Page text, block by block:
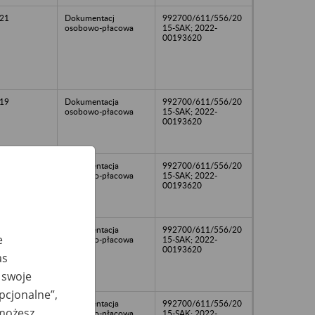
Dokumentacj
osobowo-płacowa
992700/611/556/20
15-SAK; 2022-
00193620
Dokumentacja
osobowo-płacowa
992700/611/556/20
15-SAK; 2022-
00193620
Dokumentacja
osobowo-płacowa
992700/611/556/20
15-SAK; 2022-
00193620
Dokumentacja
osobowo-płacowa
992700/611/556/20
15-SAK; 2022-
00193620
Dokumentacja
992700/611/556/20